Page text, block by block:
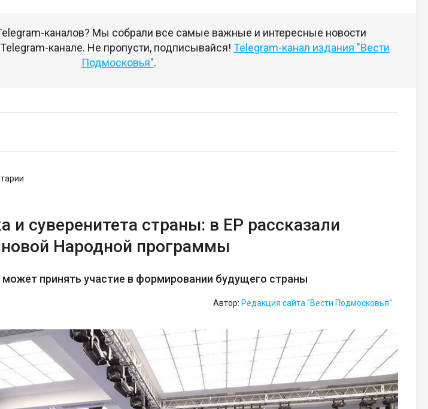
каналов? Мы собрали все самые важные и интересные новости
канале. Не пропусти, подписывайся! Telegram-канал издания "Вести
Подмосковья".
и суверенитета страны: в ЕР рассказали
новой Народной программы
принять участие в формировании будущего страны
Автор: Редакция сайта "Вести Подмосковья"